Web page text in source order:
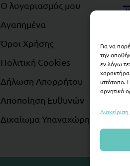
Για να
την
εν λόγω
ιστότοπο.
αρνητικά
Ο λογαριασμός μου
Αγαπημένα
Όροι Χρήσης
Πολιτική Cookies
Δήλωση Απορρήτου
Αποποίηση Ευθυνών
Δικαίωμα Υπαναχώρησης